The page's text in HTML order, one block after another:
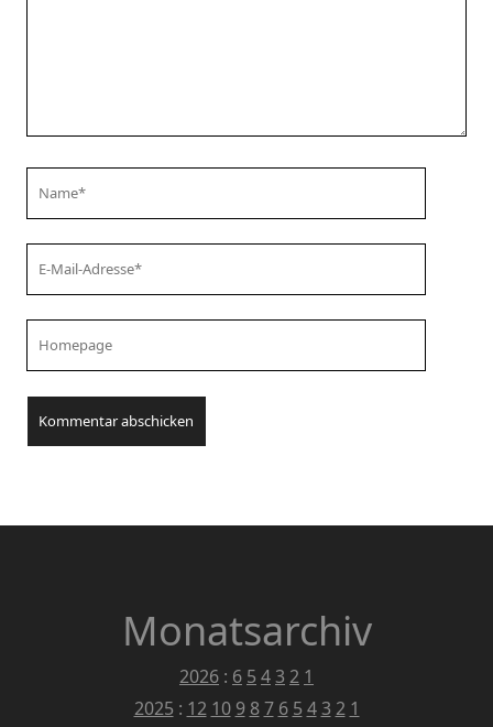
Website
Monatsarchiv
2026 : 6 5 43 2 1
2025 : 12 10 9 8 7 6 5 4 3 2 1